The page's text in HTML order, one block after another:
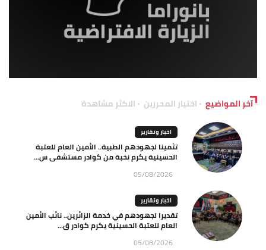
آخر المواضيع اختيار المحررين الاكثر مشاهدة
اخبار وتقارير
تثمينا لجهودهم الطبية.. الأمين العام للعتبة
الحسينية يكرم نخبة من كوادر مستشفى س...
05/08/2026
اخبار وتقارير
تقديرا لجهودهم في خدمة الزائرين.. نائب الأمين
العام للعتبة الحسينية يكرم كوادر ق...
05/08/2026